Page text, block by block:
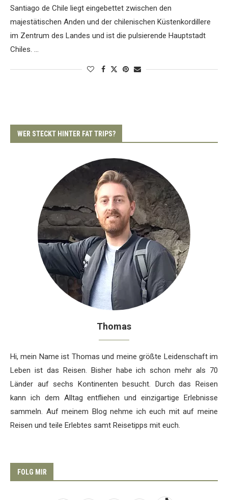
Santiago de Chile liegt eingebettet zwischen den
majestätischen Anden und der chilenischen Küstenkordillere
im Zentrum des Landes und ist die pulsierende Hauptstadt
Chiles. …
WER STECKT HINTER FAT TRIPS?
Thomas
Hi, mein Name ist Thomas und meine größte Leidenschaft im
Leben ist das Reisen. Bisher habe ich schon mehr als 70
Länder auf sechs Kontinenten besucht. Durch das Reisen
kann ich dem Alltag entfliehen und einzigartige Erlebnisse
sammeln. Auf meinem Blog nehme ich euch mit auf meine
Reisen und teile Erlebtes samt Reisetipps mit euch.
FOLG MIR